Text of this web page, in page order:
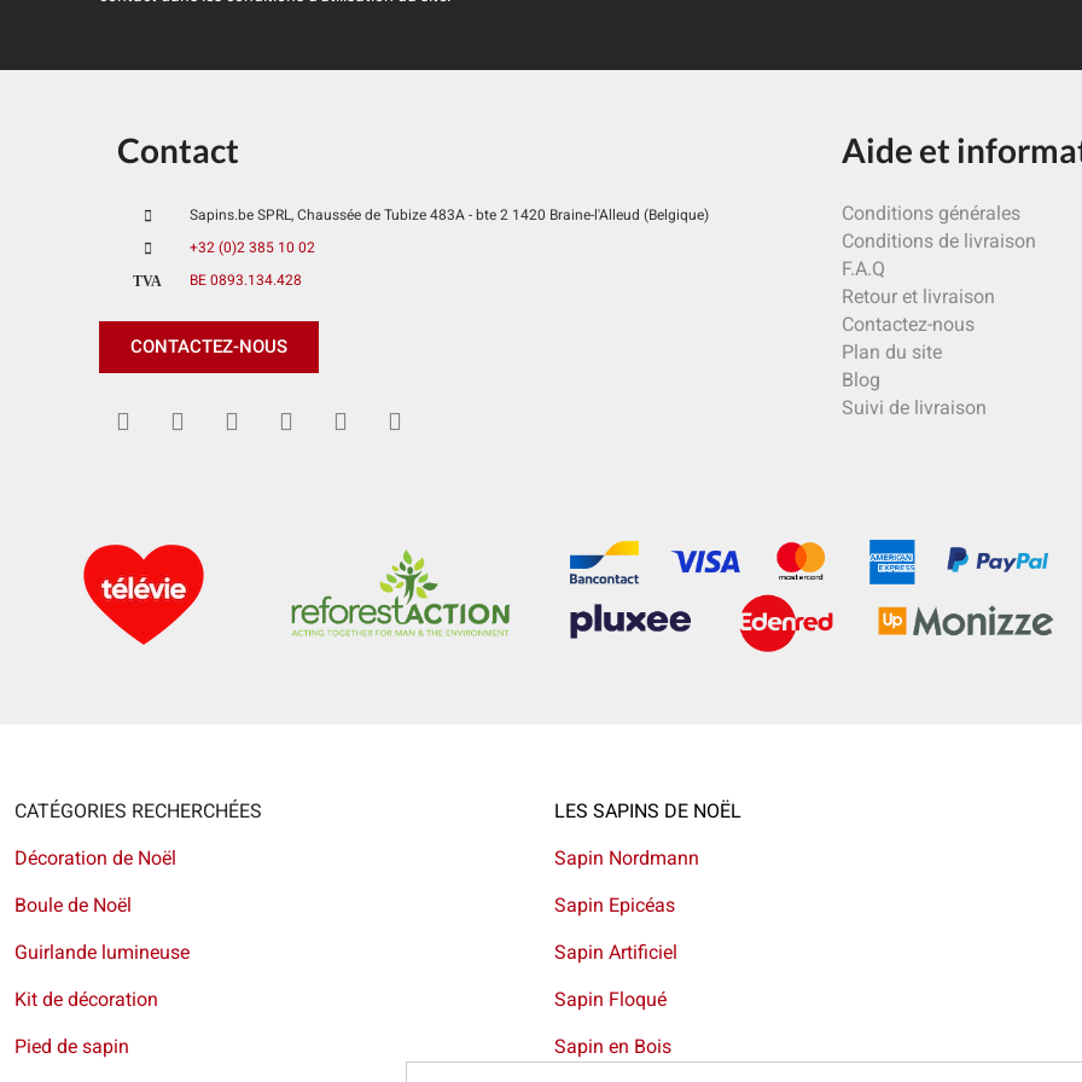
Contact
Sapins.be SPRL, Chaussée de Tubize 483A - bte 2 1420 Braine-l'Alleud (Belgique)
+32 (0)2 385 10 02
TVA
BE 0893.134.428
CONTACTEZ-NOUS
Aide et
Conditions générales
Conditions de livraison
F.A.Q
Retour et livraison
Contactez-nous
Plan du site
Blog
Suivi de livraison
CATÉGORIES RECHERCHÉES
Décoration de Noël
Boule de Noël
Guirlande lumineuse
Kit de décoration
Pied de sapin
LES SAPINS DE NOËL
Sapin Nordmann
Sapin Epicéas
Sapin Artificiel
Sapin Floqué
Sapin en Bois